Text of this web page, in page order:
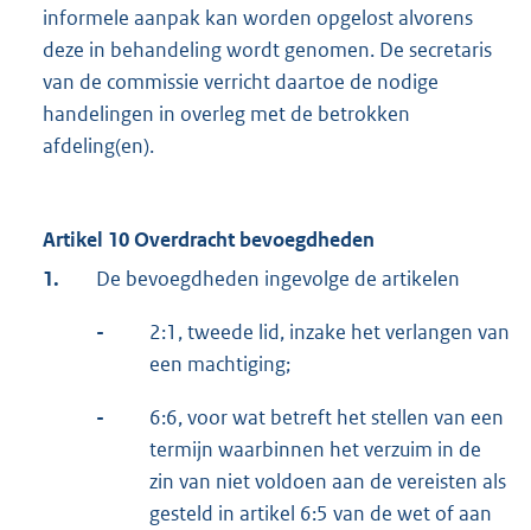
informele aanpak kan worden opgelost alvorens
deze in behandeling wordt genomen. De secretaris
van de commissie verricht daartoe de nodige
handelingen in overleg met de betrokken
afdeling(en).
Artikel 10 Overdracht bevoegdheden
1.
De bevoegdheden ingevolge de artikelen
-
2:1, tweede lid, inzake het verlangen van
een machtiging;
-
6:6, voor wat betreft het stellen van een
termijn waarbinnen het verzuim in de
zin van niet voldoen aan de vereisten als
gesteld in artikel 6:5 van de wet of aan